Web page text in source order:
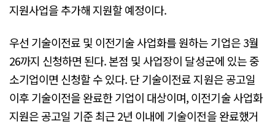
지원사업을 추가해 지원할 예정이다.
우선 기술이전료 및 이전기술 사업화를 원하는 기업은 3월
26까지 신청하면 된다. 본점 및 사업장이 달성군에 있는 중
소기업이면 신청할 수 있다. 단 기술이전료 지원은 공고일
이후 기술이전을 완료한 기업이 대상이며, 이전기술 사업화
지원은 공고일 기준 최근 2년 이내에 기술이전을 완료했거